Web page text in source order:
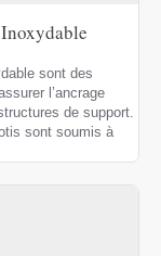
sont des
l’ancrage
de support.
sont soumis à